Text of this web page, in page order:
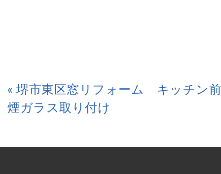
« 堺市東区窓リフォーム キッチン
煙ガラス取り付け